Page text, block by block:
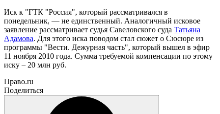
Иск к "ГТК "Россия", который рассматривался в
понедельник, — не единственный. Аналогичный исковое
заявление рассматривает судья Савеловского суда Татьяна
Адамова. Для этого иска поводом стал сюжет о Сюсюре из
программы "Вести. Дежурная часть", который вышел в эфир
11 ноября 2010 года. Сумма требуемой компенсации по этому
иску – 20 млн руб.
Право.ru
Поделиться